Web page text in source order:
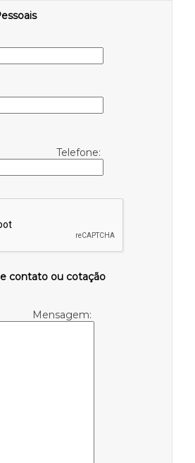
Telefone:
contato ou cotação
Mensagem: